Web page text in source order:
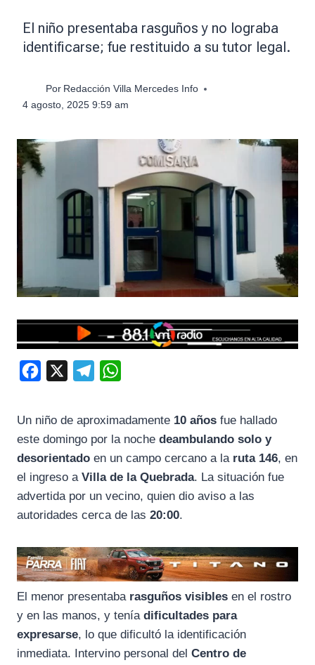
El niño presentaba rasguños y no lograba
identificarse; fue restituido a su tutor legal.
Por Redacción Villa Mercedes Info
4 agosto, 2025 9:59 am
b
o
o
k
g
r
a
m
s
A
p
p
Un niño de aproximadamente 10 años fue hallado
este domingo por la noche deambulando solo y
desorientado en un campo cercano a la ruta 146, en
el ingreso a Villa de la Quebrada. La situación fue
advertida por un vecino, quien dio aviso a las
autoridades cerca de las 20:00.
El menor presentaba rasguños visibles en el rostro
y en las manos, y tenía dificultades para
expresarse, lo que dificultó la identificación
inmediata. Intervino personal del Centro de